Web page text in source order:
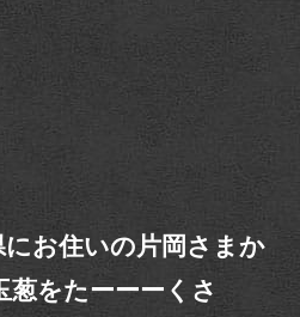
お住いの片岡さまか
葱をたーーーくさ